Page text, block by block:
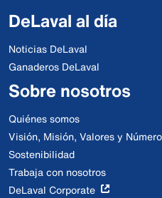
DeLaval al día
Noticias DeLaval
Ganaderos DeLaval
Sobre nosotros
Quiénes somos
Visión, Misión, Valores y
Sostenibilidad
Trabaja con nosotros
DeLaval Corporate